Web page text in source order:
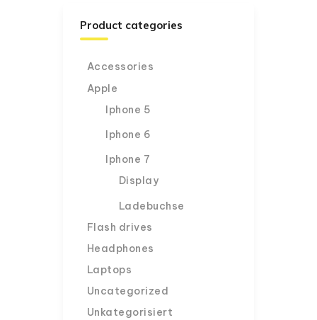
Product categories
Accessories
Apple
Iphone 5
Iphone 6
Iphone 7
Display
Ladebuchse
Flash drives
Headphones
Laptops
Uncategorized
Unkategorisiert